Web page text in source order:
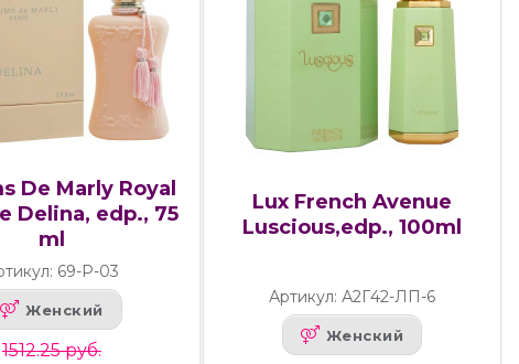
De Marly Royal
Delina, edp., 75
ml
69-Р-03
Женский
1512.25 руб.
Lux French Avenue
Luscious,edp., 100ml
Артикул: А2Г42-ЛП-6
Женский